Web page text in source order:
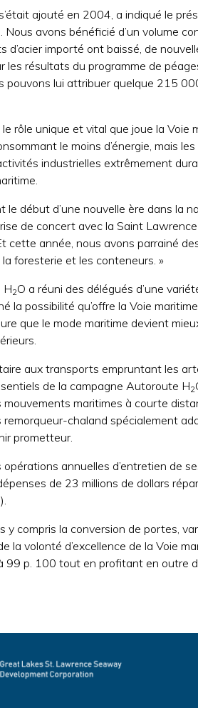
ajouté en 2004, a indiqué le
avons bénéficié d’un volume
importé ont baissé, de
résultats du programme de
lui attribuer quelque 215
unique et vital que joue la Voie
le moins d’énergie, mais
industrielles extrêmement
début d’une nouvelle ère dans la
de concert avec la Saint
année, nous avons parrainé
foresterie et les conteneurs. »
H2O a réuni des délégués d’une
possibilité qu’offre la Voie
que le mode maritime devient
aux transports empruntant les
de la campagne Autoroute H2
maritimes à courte
chaland spécialement
prometteur.
annuelles d’entretien de
de 23 millions de dollars
compris la conversion de portes,
volonté d’excellence de la Voie
99 p. 100 tout en profitant en outre